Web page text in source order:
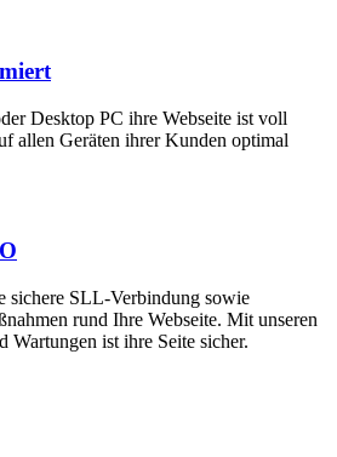
Desktop PC ihre Webseite ist voll
allen Geräten ihrer Kunden optimal
sichere SLL-Verbindung sowie
rund Ihre Webseite. Mit unseren
Wartungen ist ihre Seite sicher.